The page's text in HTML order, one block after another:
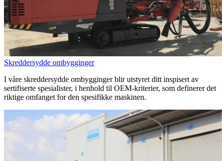
Skreddersydde ombygginger
I våre skreddersydde ombygginger blir utstyret ditt inspisert av
sertifiserte spesialister, i henhold til OEM-kriterier, som definerer det
riktige omfanget for den spesifikke maskinen.